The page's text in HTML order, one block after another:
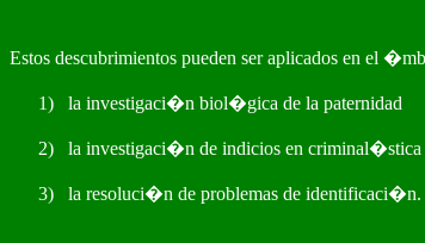
Estos descubrimientos pueden ser aplicados en el
1) la investigaci�n biol�gica de la paternidad
2) la investigaci�n de indicios en
3) la resoluci�n de problemas de identificaci�n.